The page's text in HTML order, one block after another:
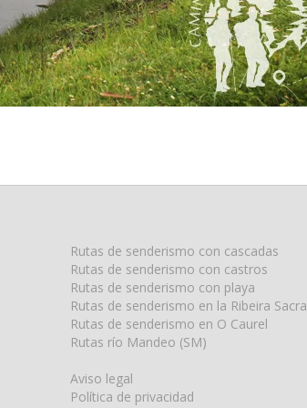
Rutas de senderismo con cascadas
Rutas de senderismo con castros
Rutas de senderismo con playa
Rutas de senderismo en la Ribeira Sacra
Rutas de senderismo en O Caurel
Rutas río Mandeo (SM)
Aviso legal
Política de privacidad